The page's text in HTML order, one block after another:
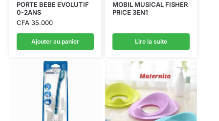
PORTE BEBE EVOLUTIF
0-2ANS
CFA35.000
Ajouter au panier
MOBIL MUSICAL FISHER
PRICE 3EN1
Lire la suite